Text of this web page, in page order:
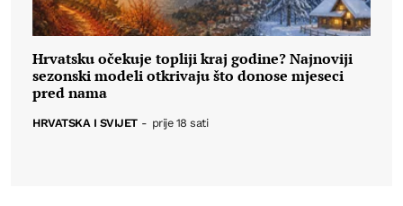
Hrvatsku očekuje topliji kraj godine? Najnoviji
sezonski modeli otkrivaju što donose mjeseci
pred nama
HRVATSKA I SVIJET - prije 18 sati